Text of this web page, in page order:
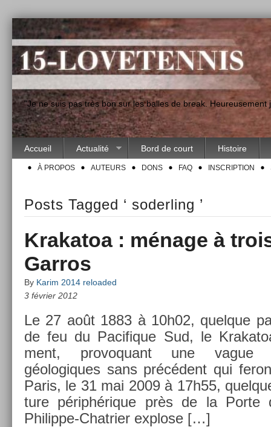
"Je ne suis pas très bon sur les balles de break.
Accueil Actualité Bord de court Histoire
À PROPOS AUTEURS DONS FAQ INSCRIPTION
Posts Tagged ‘ soderling ’
Krakatoa : ménage à
Garros
By Karim 2014 reloaded
3 février 2012
Le 27 août 1883 à 10h02, quel­que
de feu du Pacifique Sud, le
ment, pro­voquant une vague
géologiques sans précédent qui
Paris, le 31 mai 2009 à 17h55,
ture périphérique près de la Porte
Philippe-Chatrier ex­plose […]